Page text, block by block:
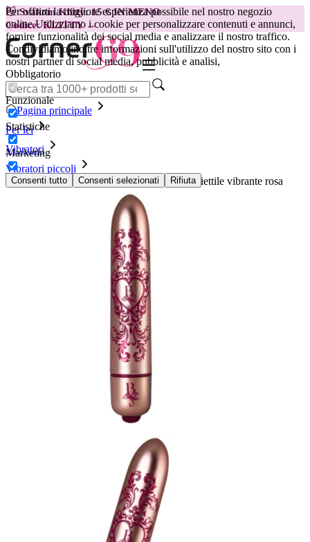
Per offrirti la migliore esperienza possibile nel nostro negozio
online.Utilizziamo i cookie per personalizzare contenuti e annunci,
fornire funzionalità dei social media e analizzare il nostro traffico.
Condividiamo inoltre informazioni sull'utilizzo del nostro sito con i
nostri partner di social media, pubblicità e analisi,
Obbligatorio
Funzionale
Statistiche
Marketing
Consenti tutto Consenti selezionati Rifiuta
😽Svakom Klitty: 15 € IN MENO
Codice: KLITTY →
Pagina principale
Per lei
Vibratori
Vibratori piccoli
ROCKS- OFF - RO-90 PROMENADE proiettile vibrante rosa